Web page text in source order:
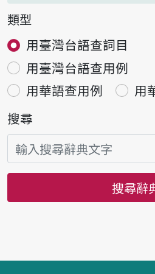
類型
用臺灣台語查詞目
用臺灣台語查用例
用華語查用例
用
搜尋
搜尋辭